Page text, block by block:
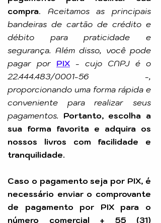
compra. Aceitamos as principais
bandeiras de cartão de crédito e
débito para praticidade e
segurança. Além disso, você pode
pagar por PIX - cujo CNPJ é o
22.444.483/0001-56 -,
proporcionando uma forma rápida e
conveniente para realizar seus
pagamentos. Portanto, escolha a
sua forma favorita e adquira os
nossos livros com facilidade e
tranquilidade.
Caso o pagamento seja por PIX, é
necessário enviar o comprovante
de pagamento por PIX para o
número comercial + 55 (31)